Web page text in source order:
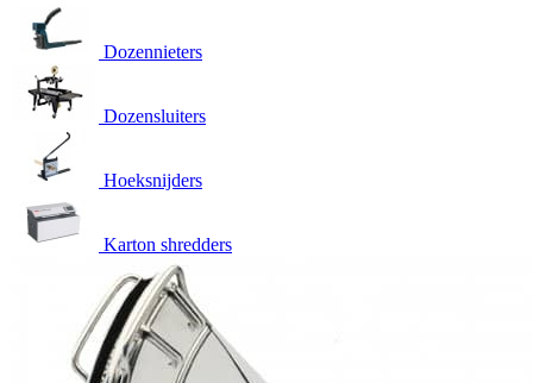
Dozennieters
Dozensluiters
Hoeksnijders
Karton shredders